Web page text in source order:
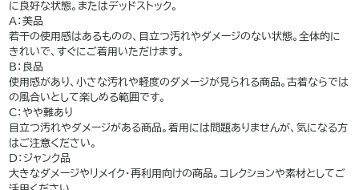
に良好な状態。またはデッドストック。
A：美品
若干の使用感はあるものの、目立つ汚れやダメージのない状態。全体的に
きれいで、すぐにご着用いただけます。
B：良品
使用感があり、小さな汚れや軽度のダメージが見られる商品。古着ならでは
の風合いとして楽しめる範囲です。
C：やや難あり
目立つ汚れやダメージがある商品。着用には問題ありませんが、気になる方
はご注意ください。
D：ジャンク品
大きなダメージやリメイク・再利用向けの商品。コレクションや素材としてご